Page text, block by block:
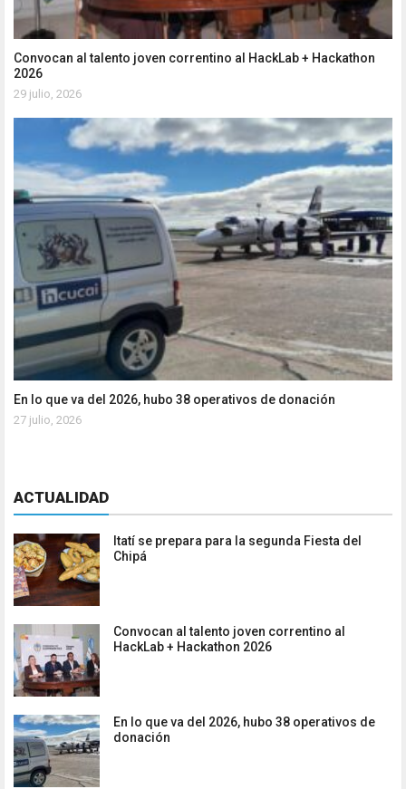
Convocan al talento joven correntino al HackLab + Hackathon
2026
29 julio, 2026
En lo que va del 2026, hubo 38 operativos de donación
27 julio, 2026
ACTUALIDAD
Itatí se prepara para la segunda Fiesta del
Chipá
Convocan al talento joven correntino al
HackLab + Hackathon 2026
En lo que va del 2026, hubo 38 operativos de
donación